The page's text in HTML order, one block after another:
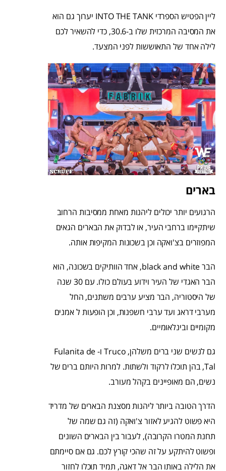
ליין הפטיש הספרדי INTO THE TANK יערוך גם הוא
את המסיבה המרכזית שלו ב-30.6, כדי להשאיר לכם
לילה אחד של התאוששות לפני המצעד.
בארים
הרגועים יותר יכולים ליהנות מאחת ממסיבות הרחוב
שיתקיימו ברחבי העיר, או לבדוק את הבארים הגאים
המפוזרים בצ'ואקה וכן בשכונות המקיפות אותה.
הבר black and white, אחד הוותיקים בשכונה, הוא
הבר האגדי של העיר וידוע בעולם כולו. עם 30 שנה
של היסטוריה, הבר מציע ערבים משתנים, החל
מערבי דראג ועד ערבי חשפנות, וכן הופעות ל אמנים
מקומיים ובינלאומיים.
גם לנשים שני ברים משלהן, Truco ו- Fulanita de
Tal, בהן תוכלו לרקוד ולשתות. למרות היותם ברים של
נשים, הם מאופיינים בקהל מעורב.
הדרך הטובה ביותר ליהנות מסצנת הבארים של מדריד
היא פשוט להגיע לאזור צ'ואקה (זה גם שמה של
תחנת המטרו הקרובה), לעבור בין הבארים השונים
ופשוט להיתקע על זה שהכי קורץ לכם. גם אם סיימתם
את הלילה באותו הבר אל דאגה, תמיד תוכלו לחזור